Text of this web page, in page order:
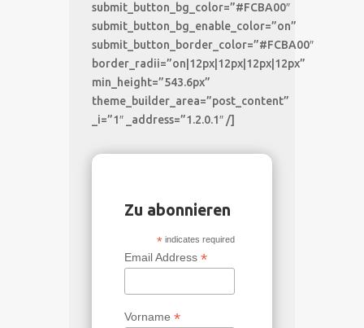
submit_button_bg_color=”#FCBA00″
submit_button_bg_enable_color=”on”
submit_button_border_color=”#FCBA00″
border_radii=”on|12px|12px|12px|12px”
min_height=”543.6px”
theme_builder_area=”post_content”
_i=”1″ _address=”1.2.0.1″ /]
Zu abonnieren
* indicates required
Email Address *
Vorname *